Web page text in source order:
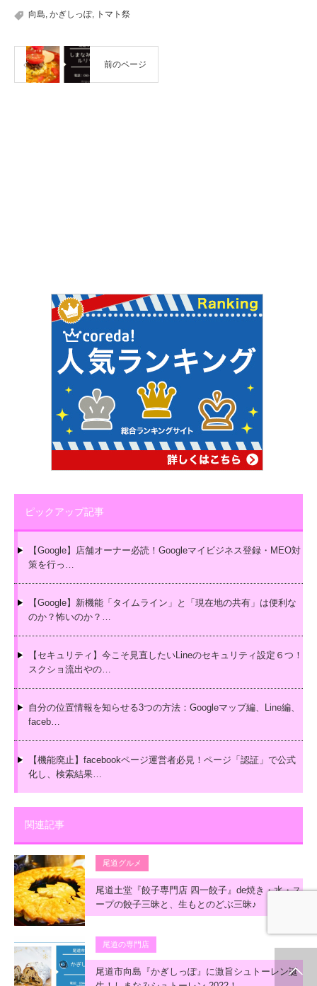
向島, かぎしっぽ, トマト祭
前のページ
ピックアップ記事
【Google】店舗オーナー必読！Googleマイビジネス登録・MEO対
策を行っ…
【Google】新機能「タイムライン」と「現在地の共有」は便利な
のか？怖いのか？…
【セキュリティ】今こそ見直したいLineのセキュリティ設定６つ！
スクショ流出やの…
自分の位置情報を知らせる3つの方法：Googleマップ編、Line編、
faceb…
【機能廃止】facebookページ運営者必見！ページ「認証」で公式
化し、検索結果…
関連記事
尾道グルメ
尾道土堂『餃子専門店 四一餃子』de焼き・水・ス
ープの餃子三昧と、生もとのどぶ三昧♪
尾道の専門店
尾道市向島『かぎしっぽ』に激旨シュトーレン誕
ホーム 新着情報 シェア お問合せ